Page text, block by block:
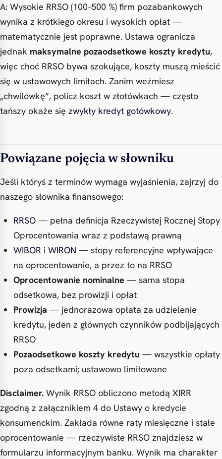
A: Wysokie RRSO (100–500 %) firm pozabankowych
wynika z krótkiego okresu i wysokich opłat —
matematycznie jest poprawne. Ustawa ogranicza
jednak maksymalne pozaodsetkowe koszty kredytu,
więc choć RRSO bywa szokujące, koszty muszą mieścić
się w ustawowych limitach. Zanim weźmiesz
„chwilówkę”, policz koszt w złotówkach — często
tańszy okaże się zwykły kredyt gotówkowy.
Powiązane pojęcia w słowniku
Jeśli któryś z terminów wymaga wyjaśnienia, zajrzyj do
naszego słownika finansowego:
RRSO — pełna definicja Rzeczywistej Rocznej Stopy
Oprocentowania wraz z podstawą prawną
WIBOR i WIRON — stopy referencyjne wpływające
na oprocentowanie, a przez to na RRSO
Oprocentowanie nominalne — sama stopa
odsetkowa, bez prowizji i opłat
Prowizja — jednorazowa opłata za udzielenie
kredytu, jeden z głównych czynników podbijających
RRSO
Pozaodsetkowe koszty kredytu — wszystkie opłaty
poza odsetkami; ustawowo limitowane
Disclaimer. Wynik RRSO obliczono metodą XIRR
zgodną z załącznikiem 4 do Ustawy o kredycie
konsumenckim. Zakłada równe raty miesięczne i stałe
oprocentowanie — rzeczywiste RRSO znajdziesz w
formularzu informacyjnym banku. Wynik ma charakter